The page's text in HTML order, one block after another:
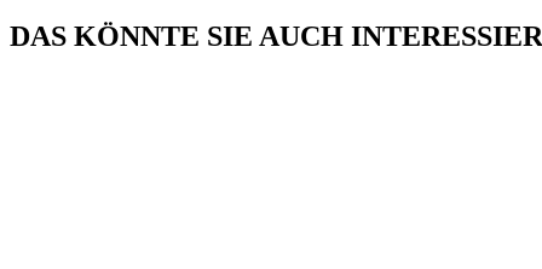
DAS KÖNNTE SIE AUCH